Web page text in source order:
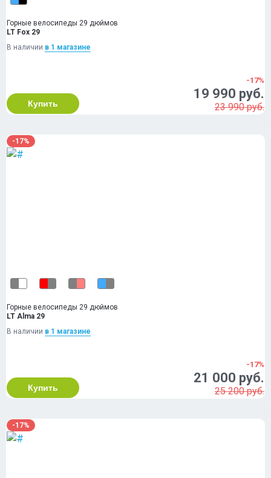
Горные велосипеды 29 дюймов
LT Fox 29
В наличии в 1 магазинe
Купить
-17%
19 990 руб.
23 990 руб.
-17%
Горные велосипеды 29 дюймов
LT Alma 29
В наличии в 1 магазинe
Купить
-17%
21 000 руб.
25 200 руб.
-17%